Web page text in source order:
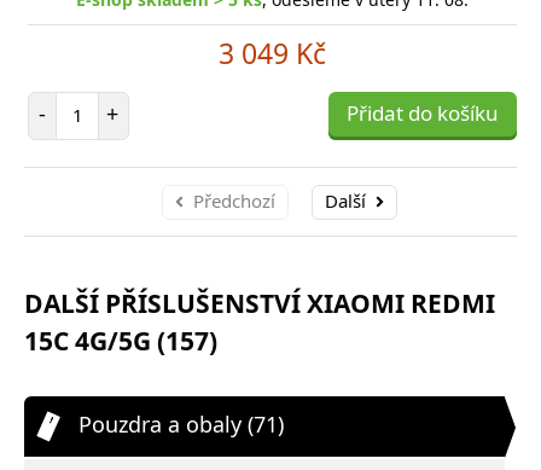
3 049 Kč
- Počet položek
+ Přidat do košíku
Předchozí Další
DALŠÍ PŘÍSLUŠENSTVÍ XIAOMI REDMI
15C 4G/5G (157)
Pouzdra a obaly (71)